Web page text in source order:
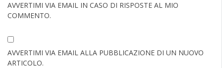
AVVERTIMI VIA EMAIL IN CASO DI RISPOSTE AL MIO
COMMENTO.
AVVERTIMI VIA EMAIL ALLA PUBBLICAZIONE DI UN NUOVO
ARTICOLO.